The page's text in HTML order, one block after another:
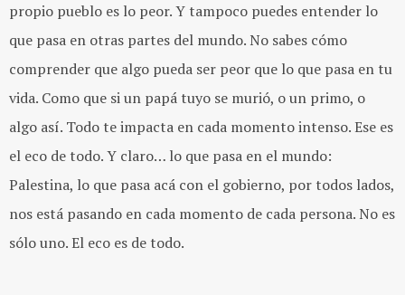
propio pueblo es lo peor. Y tampoco puedes entender lo
que pasa en otras partes del mundo. No sabes cómo
comprender que algo pueda ser peor que lo que pasa en tu
vida. Como que si un papá tuyo se murió, o un primo, o
algo así. Todo te impacta en cada momento intenso. Ese es
el eco de todo. Y claro… lo que pasa en el mundo:
Palestina, lo que pasa acá con el gobierno, por todos lados,
nos está pasando en cada momento de cada persona. No es
sólo uno. El eco es de todo.